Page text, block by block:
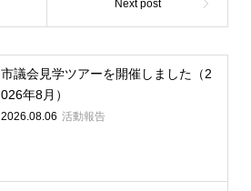
市議会見学ツアーを開催しました（2
026年8月）
2026.08.06 活動報告